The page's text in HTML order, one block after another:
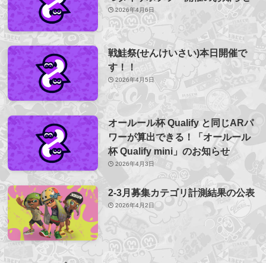
2026年4月6日
戦鮭祭(せんけいさい)本日開催で
す！！
2026年4月5日
オールール杯 Qualify と同じARパ
ワーが算出できる！「オールール
杯 Qualify mini」のお知らせ
2026年4月3日
2-3月募集カテゴリ計測結果の公表
2026年4月2日